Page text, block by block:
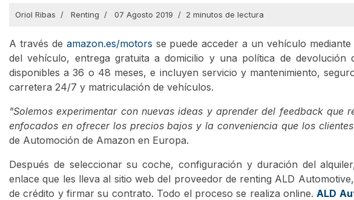
Oriol Ribas Renting 07 Agosto 2019 2 minutos de lectura
A través de amazon.es/motors se puede acceder a un vehículo
del vehículo, entrega gratuita a domicilio y una política de
disponibles a 36 o 48 meses, e incluyen servicio y mantenimiento,
carretera 24/7 y matriculación de vehículos.
"Solemos experimentar con nuevas ideas y aprender del feedback que
enfocados en ofrecer los precios bajos y la conveniencia que los
de Automoción de Amazon en Europa.
Después de seleccionar su coche, configuración y duración del
enlace que les lleva al sitio web del proveedor de renting ALD
de crédito y firmar su contrato. Todo el proceso se realiza online. ALD